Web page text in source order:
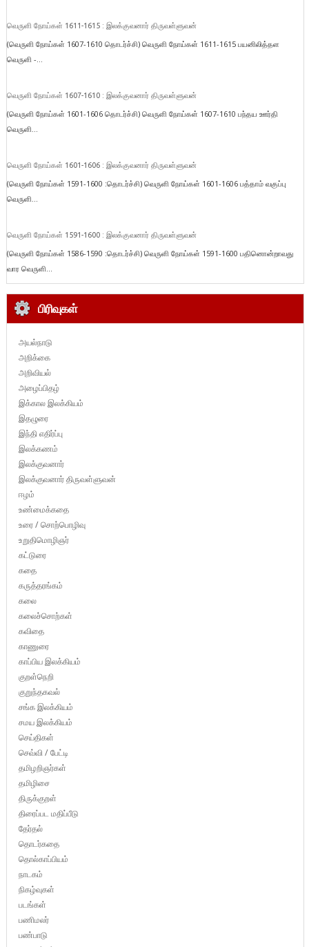
வெருளி நோய்கள் 1611-1615 : இலக்குவனார் திருவள்ளுவன்
(வெருளி நோய்கள் 1607-1610 தொடர்ச்சி) வெருளி நோய்கள் 1611-1615 பயனிலித்தள
வெருளி -...
வெருளி நோய்கள் 1607-1610 : இலக்குவனார் திருவள்ளுவன்
(வெருளி நோய்கள் 1601-1606 தொடர்ச்சி) வெருளி நோய்கள் 1607-1610 பந்தய ஊர்தி
வெருளி...
வெருளி நோய்கள் 1601-1606 : இலக்குவனார் திருவள்ளுவன்
(வெருளி நோய்கள் 1591-1600 :தொடர்ச்சி) வெருளி நோய்கள் 1601-1606 பத்தாம் வகுப்பு
வெருளி...
வெருளி நோய்கள் 1591-1600 : இலக்குவனார் திருவள்ளுவன்
(வெருளி நோய்கள் 1586-1590 :தொடர்ச்சி) வெருளி நோய்கள் 1591-1600 பதினொன்றாவது
வார வெருளி...
பிரிவுகள்
அயல்நாடு
அறிக்கை
அறிவியல்
அழைப்பிதழ்
இக்கால இலக்கியம்
இதழுரை
இந்தி எதிர்ப்பு
இலக்கணம்
இலக்குவனார்
இலக்குவனார் திருவள்ளுவன்
ஈழம்
உண்மைக்கதை
உரை / சொற்பொழிவு
உறுதிமொழிஞர்
கட்டுரை
கதை
கருத்தரங்கம்
கலை
கலைச்சொற்கள்
கவிதை
காணுரை
காப்பிய இலக்கியம்
குறள்நெறி
குறுந்தகவல்
சங்க இலக்கியம்
சமய இலக்கியம்
செய்திகள்
செவ்வி / பேட்டி
தமிழறிஞர்கள்
தமிழிசை
திருக்குறள்
திரைப்பட மதிப்பீடு
தேர்தல்
தொடர்கதை
தொல்காப்பியம்
நாடகம்
நிகழ்வுகள்
படங்கள்
பணிமலர்
பண்பாடு